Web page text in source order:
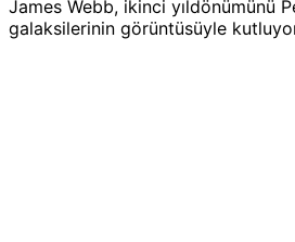
James Webb, ikinci yıldönümünü
galaksilerinin görüntüsüyle